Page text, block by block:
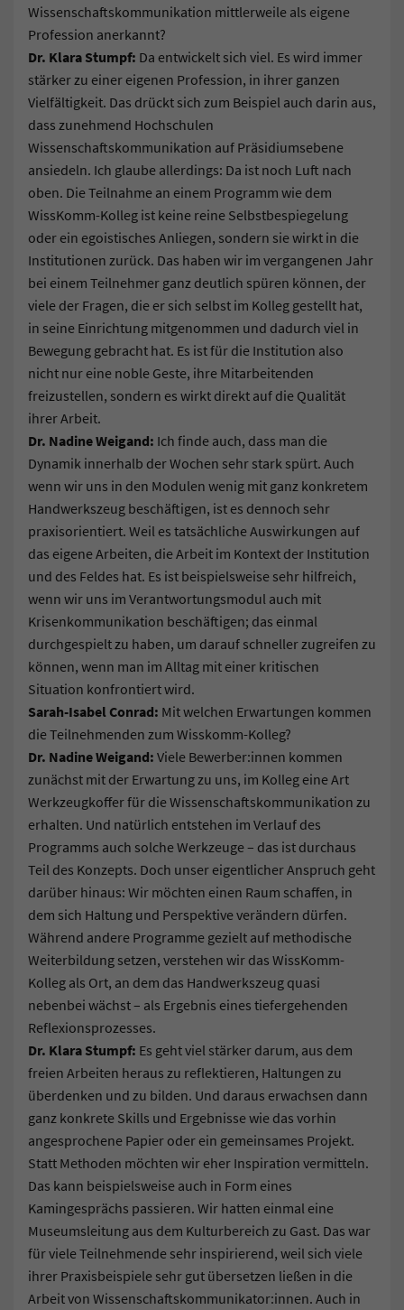
Wissenschaftskommunikation mittlerweile als eigene
Profession anerkannt?
Dr. Klara Stumpf: Da entwickelt sich viel. Es wird immer
stärker zu einer eigenen Profession, in ihrer ganzen
Vielfältigkeit. Das drückt sich zum Beispiel auch darin aus,
dass zunehmend Hochschulen
Wissenschaftskommunikation auf Präsidiumsebene
ansiedeln. Ich glaube allerdings: Da ist noch Luft nach
oben. Die Teilnahme an einem Programm wie dem
WissKomm-Kolleg ist keine reine Selbstbespiegelung
oder ein egoistisches Anliegen, sondern sie wirkt in die
Institutionen zurück. Das haben wir im vergangenen Jahr
bei einem Teilnehmer ganz deutlich spüren können, der
viele der Fragen, die er sich selbst im Kolleg gestellt hat,
in seine Einrichtung mitgenommen und dadurch viel in
Bewegung gebracht hat. Es ist für die Institution also
nicht nur eine noble Geste, ihre Mitarbeitenden
freizustellen, sondern es wirkt direkt auf die Qualität
ihrer Arbeit.
Dr. Nadine Weigand: Ich finde auch, dass man die
Dynamik innerhalb der Wochen sehr stark spürt. Auch
wenn wir uns in den Modulen wenig mit ganz konkretem
Handwerkszeug beschäftigen, ist es dennoch sehr
praxisorientiert. Weil es tatsächliche Auswirkungen auf
das eigene Arbeiten, die Arbeit im Kontext der Institution
und des Feldes hat. Es ist beispielsweise sehr hilfreich,
wenn wir uns im Verantwortungsmodul auch mit
Krisenkommunikation beschäftigen; das einmal
durchgespielt zu haben, um darauf schneller zugreifen zu
können, wenn man im Alltag mit einer kritischen
Situation konfrontiert wird.
Sarah-Isabel Conrad: Mit welchen Erwartungen kommen
die Teilnehmenden zum Wisskomm-Kolleg?
Dr. Nadine Weigand: Viele Bewerber:innen kommen
zunächst mit der Erwartung zu uns, im Kolleg eine Art
Werkzeugkoffer für die Wissenschaftskommunikation zu
erhalten. Und natürlich entstehen im Verlauf des
Programms auch solche Werkzeuge – das ist durchaus
Teil des Konzepts. Doch unser eigentlicher Anspruch geht
darüber hinaus: Wir möchten einen Raum schaffen, in
dem sich Haltung und Perspektive verändern dürfen.
Während andere Programme gezielt auf methodische
Weiterbildung setzen, verstehen wir das WissKomm-
Kolleg als Ort, an dem das Handwerkszeug quasi
nebenbei wächst – als Ergebnis eines tiefergehenden
Reflexionsprozesses.
Dr. Klara Stumpf: Es geht viel stärker darum, aus dem
freien Arbeiten heraus zu reflektieren, Haltungen zu
überdenken und zu bilden. Und daraus erwachsen dann
ganz konkrete Skills und Ergebnisse wie das vorhin
angesprochene Papier oder ein gemeinsames Projekt.
Statt Methoden möchten wir eher Inspiration vermitteln.
Das kann beispielsweise auch in Form eines
Kamingesprächs passieren. Wir hatten einmal eine
Museumsleitung aus dem Kulturbereich zu Gast. Das war
für viele Teilnehmende sehr inspirierend, weil sich viele
ihrer Praxisbeispiele sehr gut übersetzen ließen in die
Arbeit von Wissenschaftskommunikator:innen. Auch in